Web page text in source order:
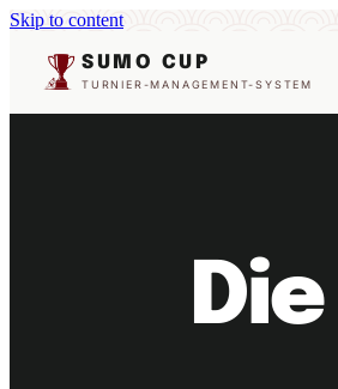
Skip to content
SUMO CUP
TURNIER-MANAGEMENT-SYSTEM